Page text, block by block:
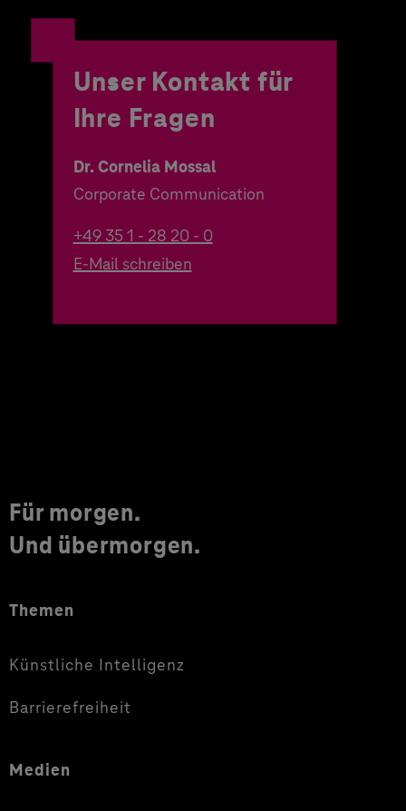
Unser Kontakt für
Ihre Fragen
Dr. Cornelia Mossal
Corporate Communication
+49 35 1 - 28 20 - 0
E-Mail schreiben
Für morgen.
Und übermorgen.
Themen
Künstliche Intelligenz
Barrierefreiheit
Medien